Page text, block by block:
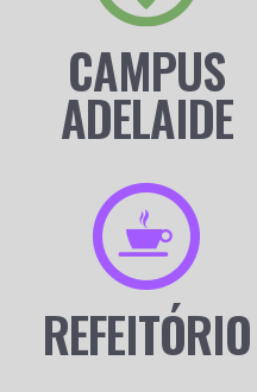
CAMPUS
ADELAIDE
REFEITÓRIO